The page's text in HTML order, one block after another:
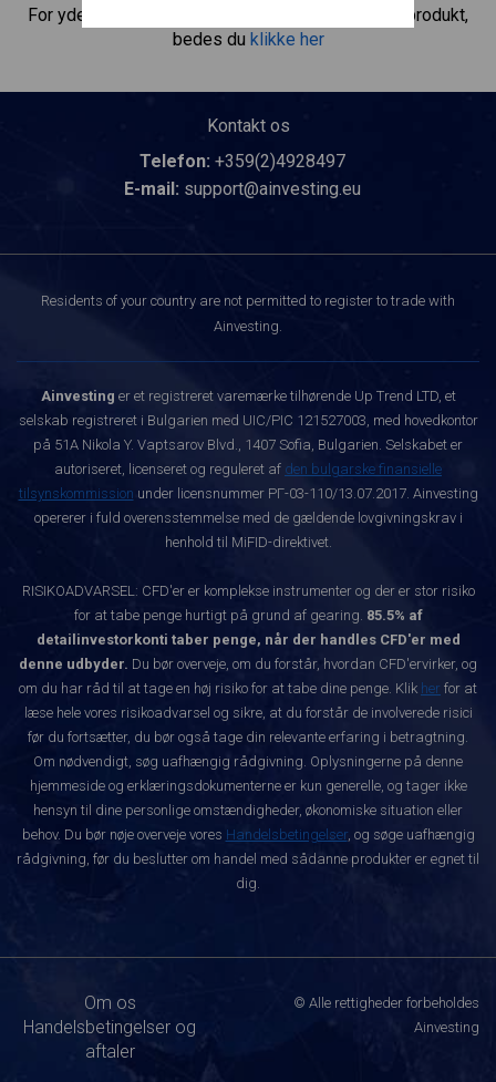
For yderligere oplysninger om dette investeringsprodukt,
bedes du klikke her
Kontakt os
Telefon: +359(2)4928497
E-mail: support@ainvesting.eu
Residents of your country are not permitted to register to trade with
Ainvesting.
Ainvesting er et registreret varemærke tilhørende Up Trend LTD, et
selskab registreret i Bulgarien med UIC/PIC 121527003, med hovedkontor
på 51A Nikola Y. Vaptsarov Blvd., 1407 Sofia, Bulgarien. Selskabet er
autoriseret, licenseret og reguleret af den bulgarske finansielle
tilsynskommission under licensnummer РГ-03-110/13.07.2017. Ainvesting
opererer i fuld overensstemmelse med de gældende lovgivningskrav i
henhold til MiFID-direktivet.
RISIKOADVARSEL: CFD'er er komplekse instrumenter og der er stor risiko
for at tabe penge hurtigt på grund af gearing. 85.5% af
detailinvestorkonti taber penge, når der handles CFD'er med
denne udbyder. Du bør overveje, om du forstår, hvordan CFD'ervirker, og
om du har råd til at tage en høj risiko for at tabe dine penge. Klik her for at
læse hele vores risikoadvarsel og sikre, at du forstår de involverede risici
før du fortsætter, du bør også tage din relevante erfaring i betragtning.
Om nødvendigt, søg uafhængig rådgivning. Oplysningerne på denne
hjemmeside og erklæringsdokumenterne er kun generelle, og tager ikke
hensyn til dine personlige omstændigheder, økonomiske situation eller
behov. Du bør nøje overveje vores Handelsbetingelser, og søge uafhængig
rådgivning, før du beslutter om handel med sådanne produkter er egnet til
dig.
Om os
Handelsbetingelser og
aftaler
© Alle rettigheder forbeholdes
Ainvesting